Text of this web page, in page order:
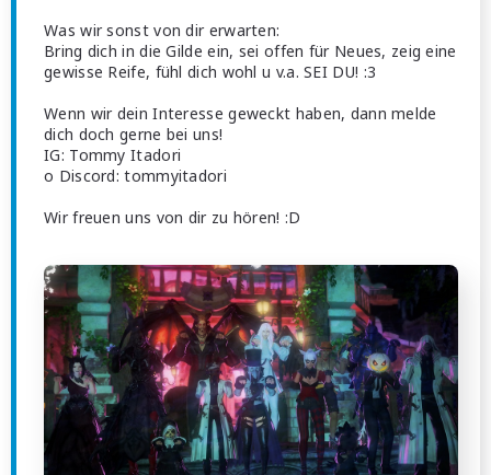
Was wir sonst von dir erwarten:
Bring dich in die Gilde ein, sei offen für Neues, zeig eine
gewisse Reife, fühl dich wohl u v.a. SEI DU! :3
Wenn wir dein Interesse geweckt haben, dann melde
dich doch gerne bei uns!
IG: Tommy Itadori
o Discord: tommyitadori
Wir freuen uns von dir zu hören! :D